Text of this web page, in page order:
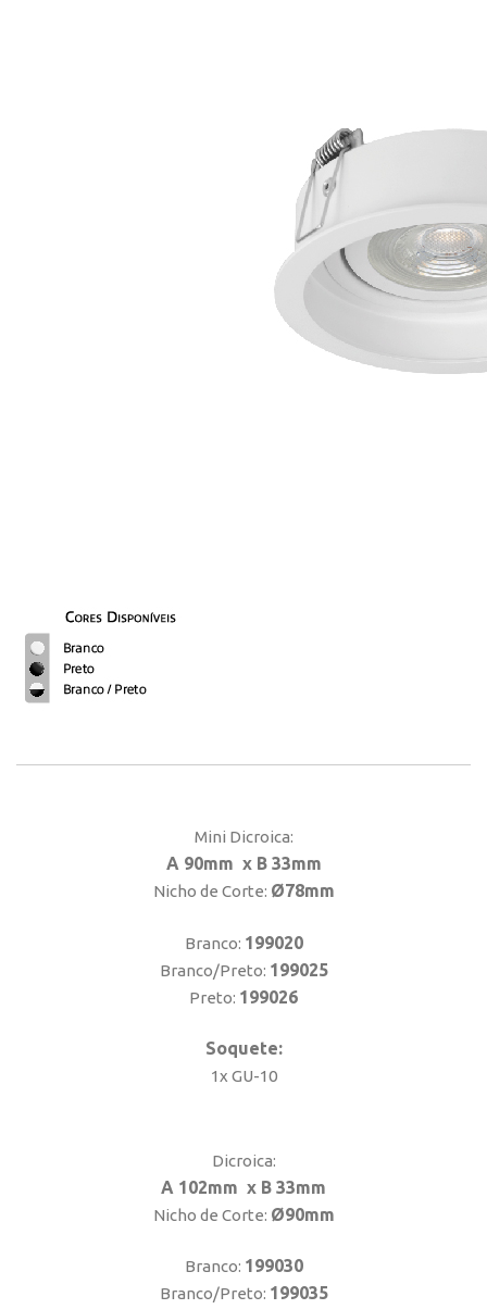
Mini Dicroica:
A 90mm x B 33mm
Nicho de Corte: Ø78mm
Branco: 199020
Branco/Preto: 199025
Preto: 199026
Soquete:
1x GU-10
Dicroica:
A 102mm x B 33mm
Nicho de Corte: Ø90mm
Branco: 199030
Branco/Preto: 199035